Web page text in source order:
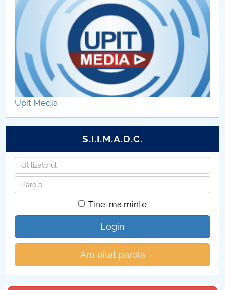
Upit Media
S.I.I.M.A.D.C.
Utilizatorul
Parola
Tine-ma minte
Login
Am uitat parola